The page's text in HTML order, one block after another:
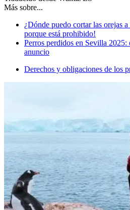
Más sobre...
¿Dónde puedo cortar las orejas
porque está prohibido!
Perros perdidos en Sevilla
anuncio
Derechos y obligaciones de los